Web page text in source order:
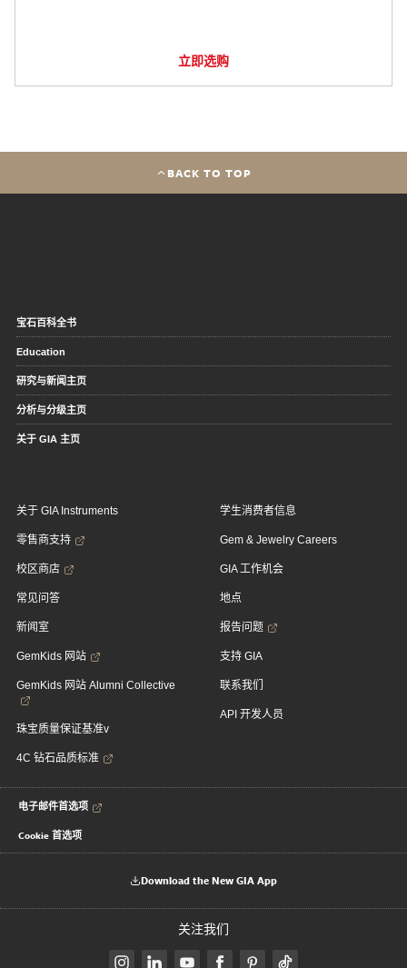
立即选购
BACK TO TOP
宝石百科全书
Education
研究与新闻主页
分析与分级主页
关于 GIA 主页
关于 GIA Instruments
零售商支持
校区商店
常见问答
新闻室
GemKids 网站
GemKids 网站 Alumni Collective
珠宝质量保证基准v
4C 钻石品质标准
学生消费者信息
Gem & Jewelry Careers
GIA 工作机会
地点
报告问题
支持 GIA
联系我们
API 开发人员
电子邮件首选项
Cookie 首选项
Download the New GIA App
关注我们